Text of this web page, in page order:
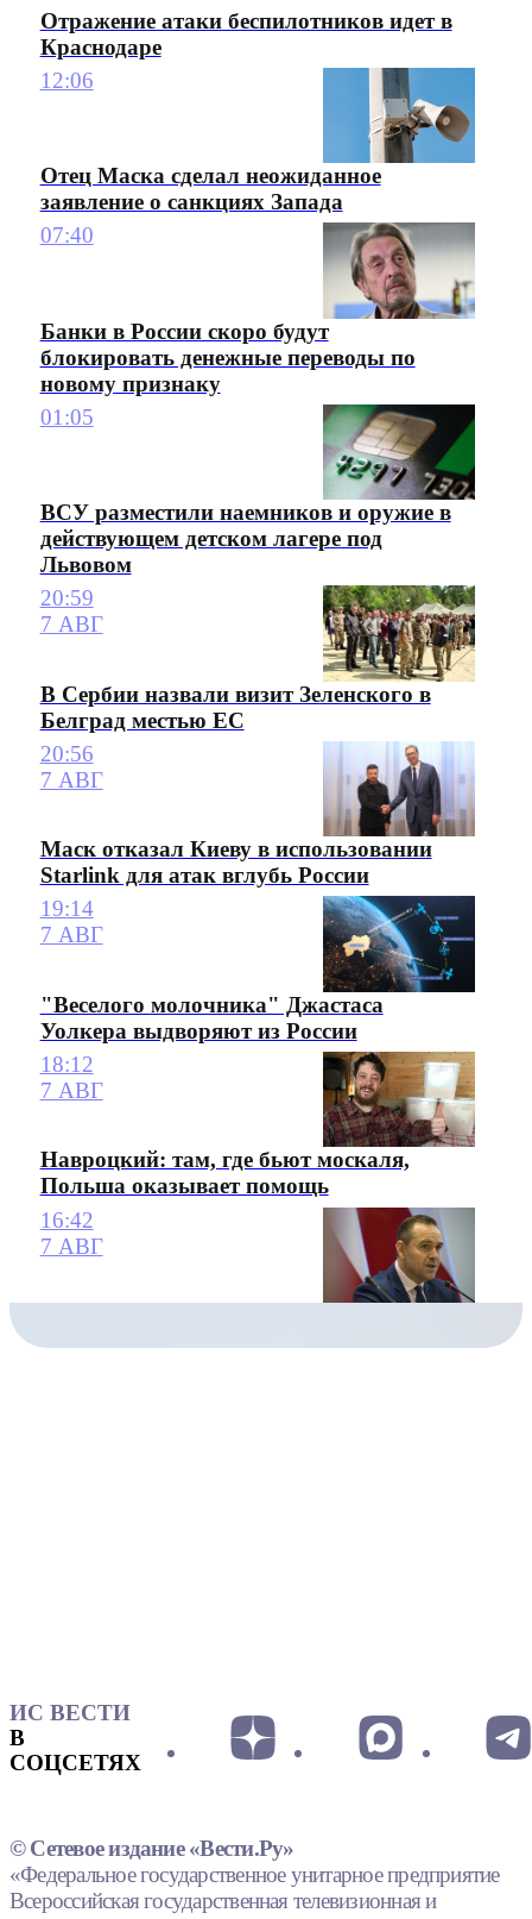
Отражение атаки беспилотников идет в
Краснодаре
12:06
Отец Маска сделал неожиданное
заявление о санкциях Запада
07:40
Банки в России скоро будут
блокировать денежные переводы по
новому признаку
01:05
ВСУ разместили наемников и оружие в
действующем детском лагере под
Львовом
20:59
7 АВГ
В Сербии назвали визит Зеленского в
Белград местью ЕС
20:56
7 АВГ
Маск отказал Киеву в использовании
Starlink для атак вглубь России
19:14
7 АВГ
"Веселого молочника" Джастаса
Уолкера выдворяют из России
18:12
7 АВГ
Навроцкий: там, где бьют москаля,
Польша оказывает помощь
16:42
7 АВГ
ИС ВЕСТИ
В
СОЦСЕТЯХ
© Сетевое издание «Вести.Ру»
«Федеральное государственное унитарное предприятие
Всероссийская государственная телевизионная и